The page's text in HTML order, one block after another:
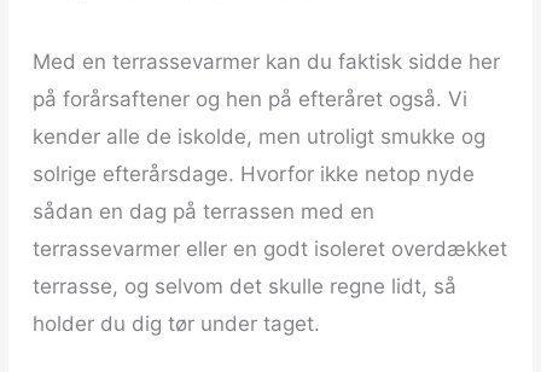
Med en terrassevarmer kan du faktisk sidde her
på forårsaftener og hen på efteråret også. Vi
kender alle de iskolde, men utroligt smukke og
solrige efterårsdage. Hvorfor ikke netop nyde
sådan en dag på terrassen med en
terrassevarmer eller en godt isoleret overdækket
terrasse, og selvom det skulle regne lidt, så
holder du dig tør under taget.